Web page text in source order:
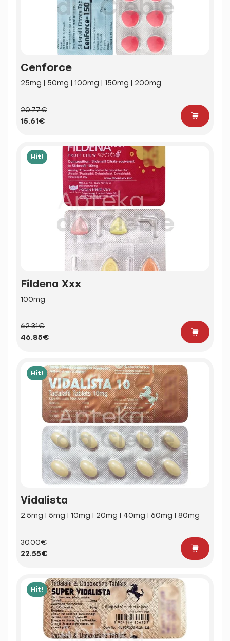
Cenforce
25mg | 50mg | 100mg | 150mg | 200mg
20.77€
15.61€
Hit!
Fildena Xxx
100mg
62.31€
46.85€
Hit!
Vidalista
2.5mg | 5mg | 10mg | 20mg | 40mg | 60mg | 80mg
30.00€
22.55€
Hit!